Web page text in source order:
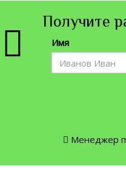
Получите
Имя
Менеджер